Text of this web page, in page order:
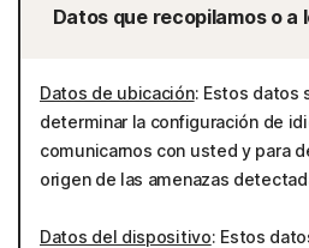
Datos que recopilamos o a
Datos de ubicación: Estos datos
determinar la configuración de
comunicarnos con usted y para
origen de las amenazas
Datos del dispositivo: Estos